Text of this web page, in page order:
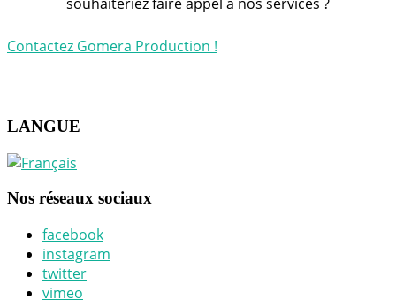
Contactez Gomera Production !
LANGUE
Nos réseaux sociaux
facebook
instagram
twitter
vimeo